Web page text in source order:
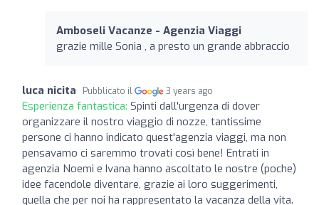
Amboseli Vacanze - Agenzia Viaggi
grazie mille Sonia , a presto un grande abbraccio
luca nicita Pubblicato il 3 years ago
Esperienza fantastica: Spinti dall'urgenza di dover
organizzare il nostro viaggio di nozze, tantissime
persone ci hanno indicato quest'agenzia viaggi, ma non
pensavamo ci saremmo trovati così bene! Entrati in
agenzia Noemi e Ivana hanno ascoltato le nostre (poche)
idee facendole diventare, grazie ai loro suggerimenti,
quella che per noi ha rappresentato la vacanza della vita.